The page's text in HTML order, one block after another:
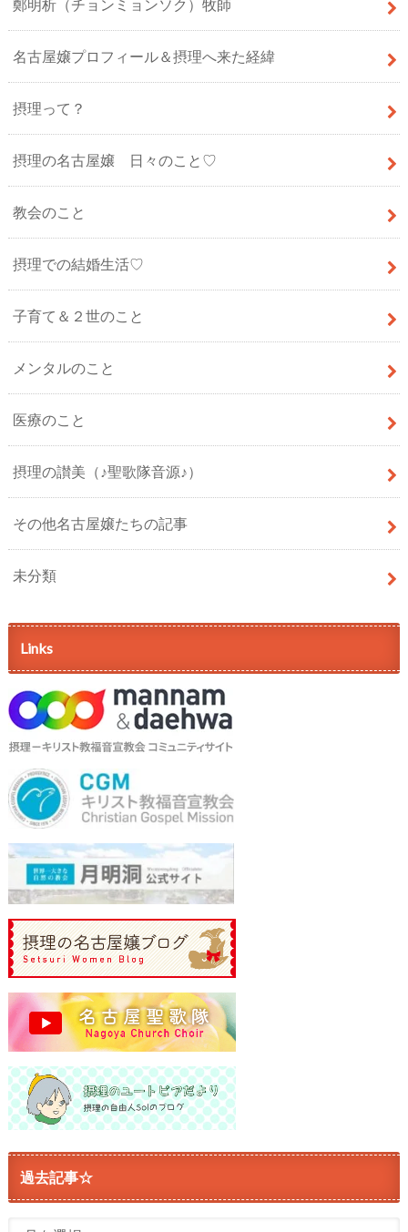
鄭明析（チョンミョンソク）牧師
名古屋嬢プロフィール＆摂理へ来た経緯
摂理って？
摂理の名古屋嬢 日々のこと♡
教会のこと
摂理での結婚生活♡
子育て＆２世のこと
メンタルのこと
医療のこと
摂理の讃美（♪聖歌隊音源♪）
その他名古屋嬢たちの記事
未分類
Links
過去記事☆